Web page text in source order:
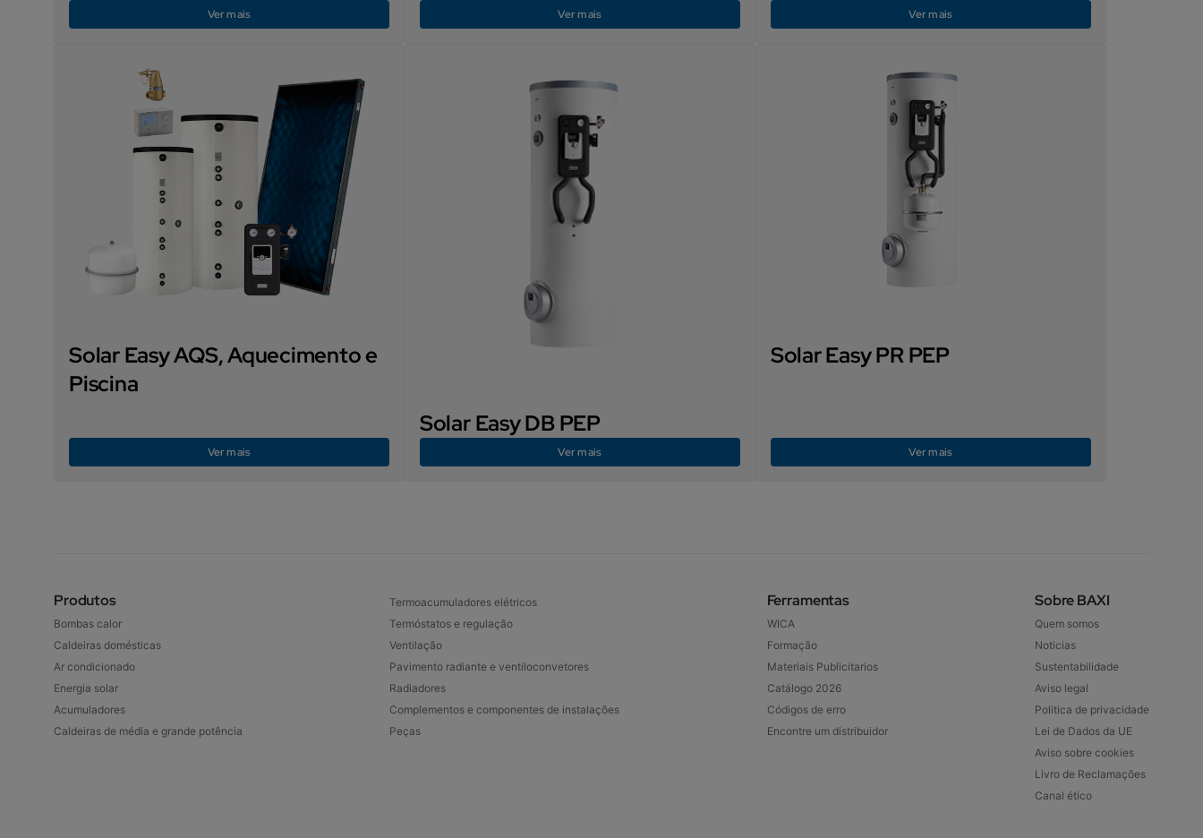
Ver mais Ver mais Ver mais
Solar Easy AQS, Aquecimento e
Piscina
Ver mais
Solar Easy DB PEP
Ver mais
Solar Easy PR PEP
Ver mais
Produtos
Bombas calor
Caldeiras domésticas
Ar condicionado
Energia solar
Acumuladores
Caldeiras de média e grande potência
Termoacumuladores elétricos
Termóstatos e regulação
Ventilação
Pavimento radiante e ventiloconvetores
Radiadores
Complementos e componentes de instalações
Peças
Ferramentas
WICA
Formação
Materiais Publicitarios
Catálogo 2026
Códigos de erro
Encontre um distribuidor
Sobre BAXI
Quem somos
Noticias
Sustentabilidade
Aviso legal
Politica de privacidade
Lei de Dados da UE
Aviso sobre cookies
Livro de Reclamações
Canal ético